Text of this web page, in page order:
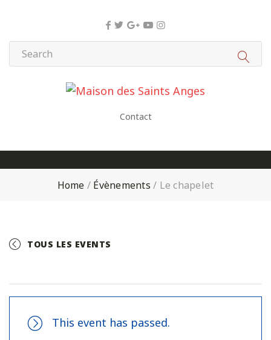
Contact
Home / Évènements / Le chapelet
TOUS LES EVENTS
This event has passed.